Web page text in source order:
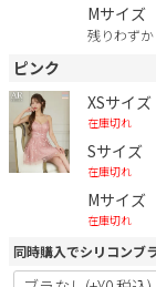
Mサイズ
残りわずか
ピンク
XSサイズ
在庫切れ
Sサイズ
在庫切れ
Mサイズ
在庫切れ
同時購入でシリコンブ